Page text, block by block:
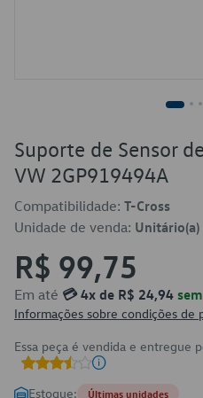
Suporte de Sensor
VW 2GP919494A
Compatibilidade: T-Cross
Unidade de venda: Unitário(a)
R$ 99,75
Em até 💳 4x de R$ 24,94
Informações sobre condições de
Essa peça é vendida e entregue
Estoque: Últimas unidades